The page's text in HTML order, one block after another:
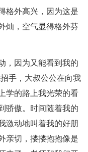
格外高兴，因为这是
灿，空气显得格外芬
，因为又能看到我的
手，大叔公公在向我
学的路上我光荣的看
骄傲。时间随着我的
激动地叫着我的好朋
亲切，搂搂抱抱像是